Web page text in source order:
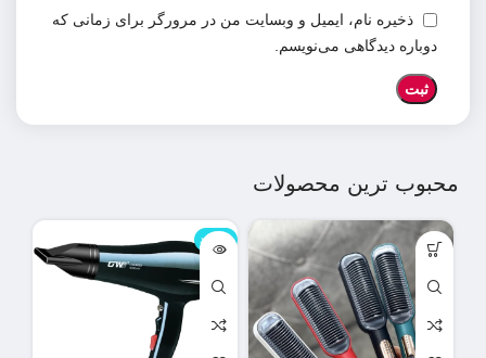
ذخیره نام، ایمیل و وبسایت من در مرورگر برای زمانی که
دوباره دیدگاهی می‌نویسم.
محبوب ترین محصولات
ناموجود